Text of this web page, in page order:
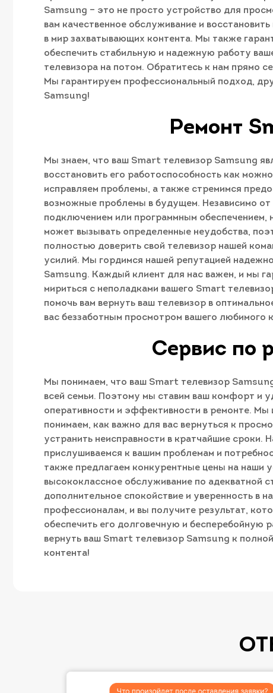
Samsung – это не просто устройство для
вам качественное обслуживание и
в мир захватывающих контента. Мы также
обеспечить стабильную и надежную работу
телевизора на потом. Обратитесь к нам прямо
Мы гарантируем профессиональный подход,
Samsung!
Ремонт
Мы знаем, что ваш Smart телевизор Samsung
восстановить его работоспособность как
исправляем проблемы, а также стремимся
возможные проблемы в будущем. Независимо
подключением или программным
может вызывать определенные неудобства,
полностью доверить свой телевизор нашей
усилий. Мы гордимся нашей репутацией
Samsung. Каждый клиент для нас важен, и мы
мириться с неполадками вашего Smart
помочь вам вернуть ваш телевизор в
вас беззаботным просмотром вашего любимого
Сервис по
Мы понимаем, что ваш Smart телевизор
всей семьи. Поэтому мы ставим ваш комфорт и
оперативности и эффективности в ремонте. Мы
понимаем, как важно для вас вернуться к
устранить неисправности в кратчайшие
прислушиваемся к вашим проблемам и
также предлагаем конкурентные цены на наши
высококлассное обслуживание по адекватной
дополнительное спокойствие и уверенность в
профессионалам, и вы получите результат,
обеспечить его долговечную и бесперебойную
вернуть ваш Smart телевизор Samsung к
контента!